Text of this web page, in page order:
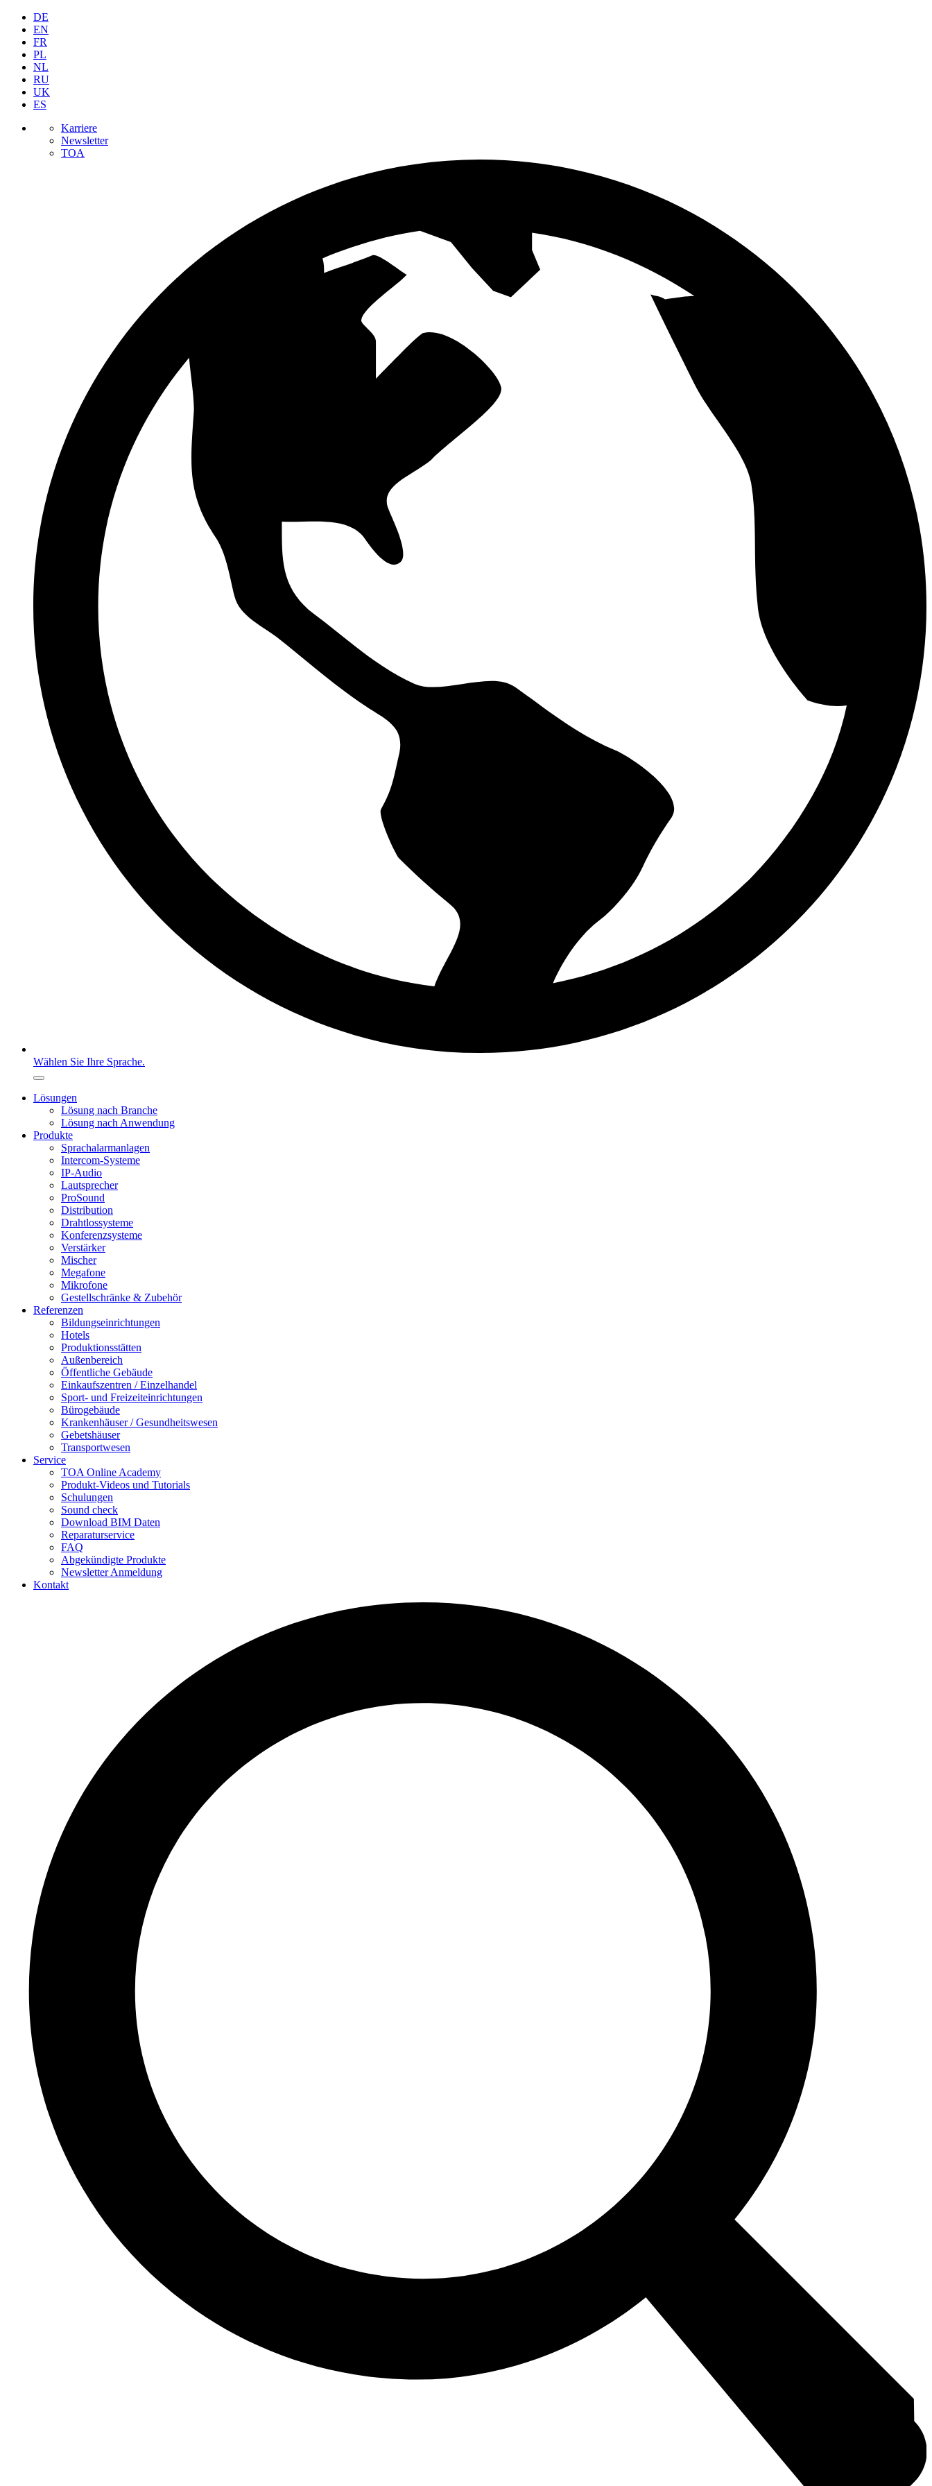
DE
EN
FR
PL
NL
RU
UK
ES
Karriere
Newsletter
TOA
Wählen Sie Ihre Sprache.
Lösungen
Lösung nach Branche
Lösung nach Anwendung
Produkte
Sprachalarmanlagen
Intercom-Systeme
IP-Audio
Lautsprecher
ProSound
Distribution
Drahtlossysteme
Konferenzsysteme
Verstärker
Mischer
Megafone
Mikrofone
Gestellschränke & Zubehör
Referenzen
Bildungseinrichtungen
Hotels
Produktionsstätten
Außenbereich
Öffentliche Gebäude
Einkaufszentren / Einzelhandel
Sport- und Freizeiteinrichtungen
Bürogebäude
Krankenhäuser / Gesundheitswesen
Gebetshäuser
Transportwesen
Service
TOA Online Academy
Produkt-Videos und Tutorials
Schulungen
Sound check
Download BIM Daten
Reparaturservice
FAQ
Abgekündigte Produkte
Newsletter Anmeldung
Kontakt